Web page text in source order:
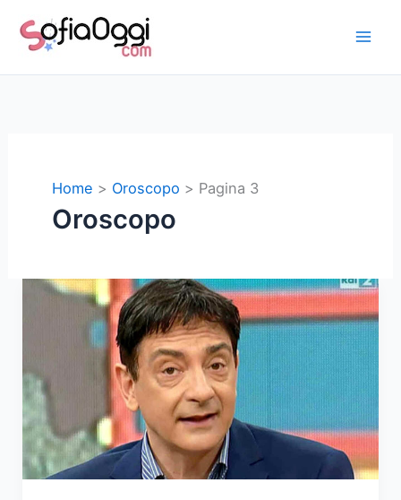
Home Oroscopo Pagina 3
Oroscopo